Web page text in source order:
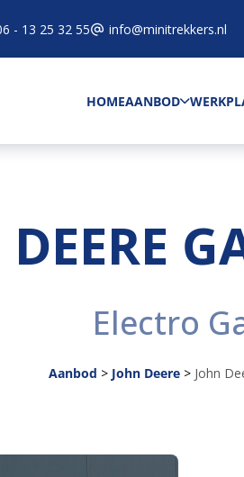
- 13 25 32 55 info@minitrekkers.nl
HOMEAANBOD
Electro
Aanbod > John Deere> John